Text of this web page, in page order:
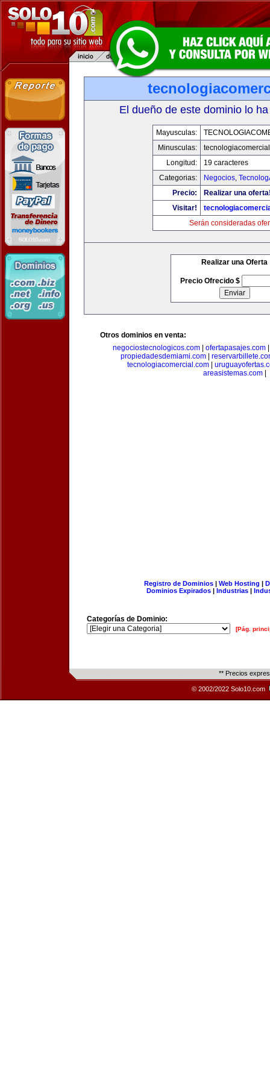
El dueño de este dominio lo
Mayusculas:
Minusculas:
Longitud:
19 caracteres
Categorias:
Negocios,
Precio:
Realizar una
Visitar!
Serán consideradas
Realizar una Oferta
Precio Ofrecido $
Otros dominios en venta:
negociostecnologicos.com
ofertapasajes.com
propiedadesdemiami.com
tecnologiacomercial.com
areasistemas.com|
Registro de Dominios| Web Hosting |
Dominios Expirados | Industrias |
Categorías de Dominio:
[Pág.
** Precios
© 2002/2022 Solo10.com